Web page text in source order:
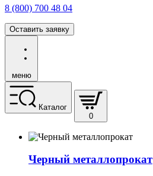
8 (800) 700 48 04
Оставить заявку
меню
Каталог
0
Черный металлопрокат